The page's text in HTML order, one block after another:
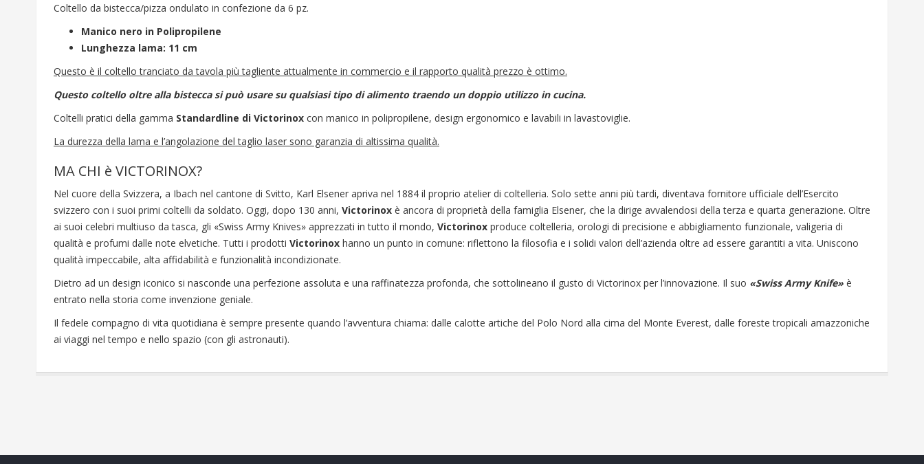
Coltello da bistecca/pizza ondulato in confezione da 6 pz.
Manico nero in Polipropilene
Lunghezza lama: 11 cm
Questo è il coltello tranciato da tavola più tagliente attualmente in commercio e il rapporto qualità prezzo è ottimo.
Questo coltello oltre alla bistecca si può usare su qualsiasi tipo di alimento traendo un doppio utilizzo in cucina.
Coltelli pratici della gamma Standardline di Victorinox con manico in polipropilene, design ergonomico e lavabili in lavastoviglie.
La durezza della lama e l’angolazione del taglio laser sono garanzia di altissima qualità.
MA CHI è VICTORINOX?
Nel cuore della Svizzera, a Ibach nel cantone di Svitto, Karl Elsener apriva nel 1884 il proprio atelier di coltelleria. Solo sette anni più tardi, diventava fornitore ufficiale dell’Esercito
svizzero con i suoi primi coltelli da soldato. Oggi, dopo 130 anni, Victorinox è ancora di proprietà della famiglia Elsener, che la dirige avvalendosi della terza e quarta generazione. Oltre
ai suoi celebri multiuso da tasca, gli «Swiss Army Knives» apprezzati in tutto il mondo, Victorinox produce coltelleria, orologi di precisione e abbigliamento funzionale, valigeria di
qualità e profumi dalle note elvetiche. Tutti i prodotti Victorinox hanno un punto in comune: riflettono la filosofia e i solidi valori dell’azienda oltre ad essere garantiti a vita. Uniscono
qualità impeccabile, alta affidabilità e funzionalità incondizionate.
Dietro ad un design iconico si nasconde una perfezione assoluta e una raffinatezza profonda, che sottolineano il gusto di Victorinox per l’innovazione. Il suo «Swiss Army Knife» è
entrato nella storia come invenzione geniale.
Il fedele compagno di vita quotidiana è sempre presente quando l’avventura chiama: dalle calotte artiche del Polo Nord alla cima del Monte Everest, dalle foreste tropicali amazzoniche
ai viaggi nel tempo e nello spazio (con gli astronauti).